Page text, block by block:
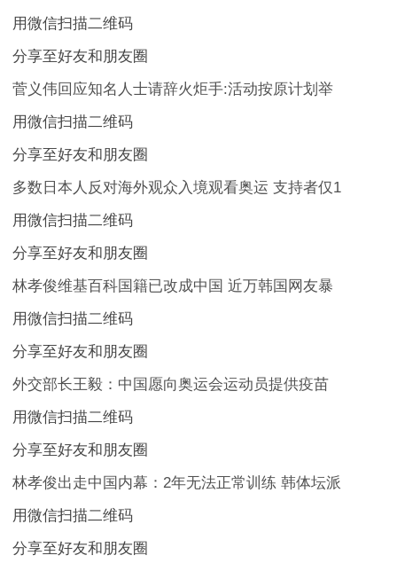
用微信扫描二维码
分享至好友和朋友圈
菅义伟回应知名人士请辞火炬手:活动按原计划举
用微信扫描二维码
分享至好友和朋友圈
多数日本人反对海外观众入境观看奥运 支持者仅1
用微信扫描二维码
分享至好友和朋友圈
林孝俊维基百科国籍已改成中国 近万韩国网友暴
用微信扫描二维码
分享至好友和朋友圈
外交部长王毅：中国愿向奥运会运动员提供疫苗
用微信扫描二维码
分享至好友和朋友圈
林孝俊出走中国内幕：2年无法正常训练 韩体坛派
用微信扫描二维码
分享至好友和朋友圈